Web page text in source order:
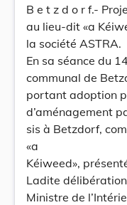
B e t z d o r f.-
au lieu-dit «a
la société ASTRA.
En sa séance du
communal de
portant adoption
d’aménagement
sis à Betzdorf,
«a
Kéiweed»,
Ladite
Ministre de